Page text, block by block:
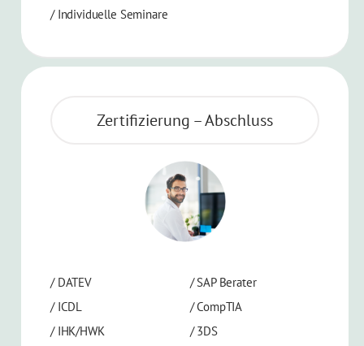
/ Individuelle Seminare
Zertifizierung – Abschluss
/ DATEV
/ ICDL
/ IHK/HWK
/SAP Berater
/CompTIA
/3DS